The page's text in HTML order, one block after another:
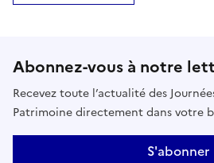
Abonnez-vous à notre
Recevez toute l’actualité des
Patrimoine directement dans votre
S'abonner